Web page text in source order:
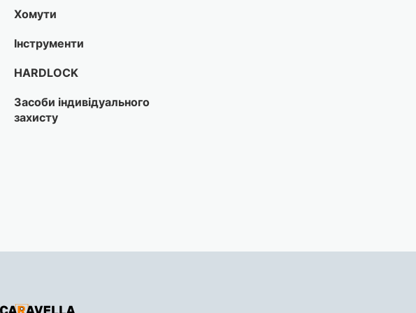
Хомути
Інструменти
HARDLOCK
Засоби індивідуального
захисту